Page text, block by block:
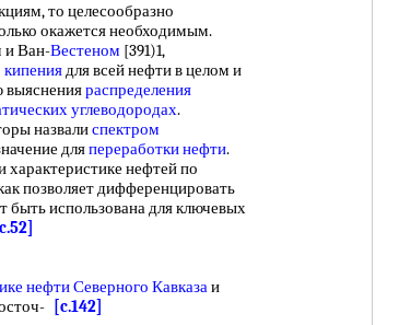
то целесообразно
окажется необходимым.
и Ван-Вестеном [391)1,
для всей нефти в целом и
выясненияраспределения
углеводородах.
назвалиспектром
дляпереработки нефти.
характеристике нефтей по
позволяет дифференцировать
использована для ключевых
нефтиСеверного Кавказаи
[c.142]